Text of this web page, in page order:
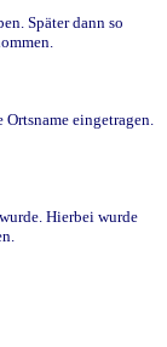
Später dann so
eingetragen.
Hierbei wurde